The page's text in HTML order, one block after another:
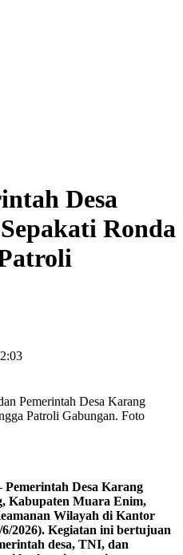
Desa
Ronda
Pemerintah Desa Karang
Patroli Gabungan. Foto
Desa Karang
Kabupaten Muara Enim,
Wilayah di Kantor
2026). Kegiatan ini bertujuan
desa, TNI, dan